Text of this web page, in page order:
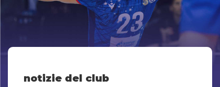
notizie del club